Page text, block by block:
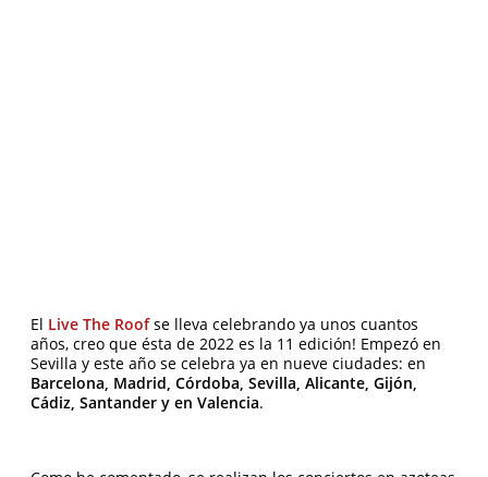
El Live The Roofse lleva celebrando ya unos cuantos
años, creo que ésta de 2022 es la 11 edición! Empezó en
Sevilla y este año se celebra ya en nueve ciudades: en
Barcelona, Madrid, Córdoba, Sevilla, Alicante, Gijón,
Cádiz, Santander y en Valencia.